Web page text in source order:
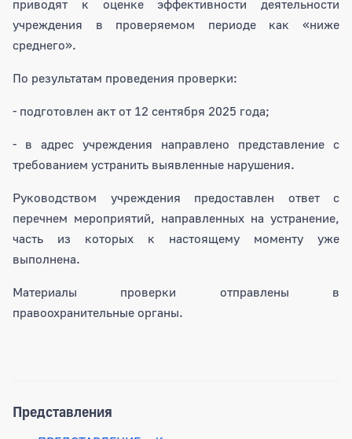
приводят к оценке эффективности деятельности
учреждения в проверяемом периоде как «ниже
среднего».
По результатам проведения проверки:
- подготовлен акт от 12 сентября 2025 года;
- в адрес учреждения направлено представление с
требованием устранить выявленные нарушения.
Руководством учреждения предоставлен ответ с
перечнем мероприятий, направленных на устранение,
часть из которых к настоящему моменту уже
выполнена.
Материалы проверки отправлены в
правоохранительные органы.
Представления